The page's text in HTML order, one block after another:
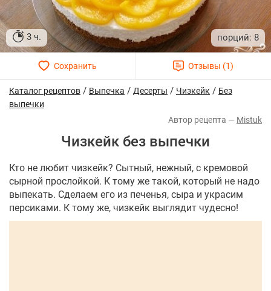
3 ч. 8
Каталог рецептов / Выпечка / Десерты / Чизкейк / Без
выпечки
Mistuk
Чизкейк без выпечки
Кто не любит чизкейк? Сытный, нежный, с кремовой
сырной прослойкой. К тому же такой, который не надо
выпекать. Сделаем его из печенья, сыра и украсим
персиками. К тому же, чизкейк выглядит чудесно!